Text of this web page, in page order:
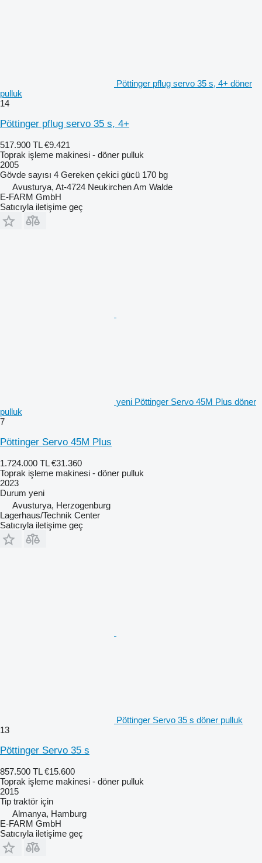
Pöttinger pflug servo 35 s, 4+ döner
pulluk
14
Pöttinger pflug servo 35 s, 4+
517.900 TL €9.421
Toprak işleme makinesi - döner pulluk
2005
Gövde sayısı 4 Gereken çekici gücü 170 bg
Avusturya, At-4724 Neukirchen Am Walde
E-FARM GmbH
Satıcıyla iletişime geç
yeni Pöttinger Servo 45M Plus döner
pulluk
7
Pöttinger Servo 45M Plus
1.724.000 TL €31.360
Toprak işleme makinesi - döner pulluk
2023
Durum yeni
Avusturya, Herzogenburg
Lagerhaus/Technik Center
Satıcıyla iletişime geç
Pöttinger Servo 35 s döner pulluk
13
Pöttinger Servo 35 s
857.500 TL €15.600
Toprak işleme makinesi - döner pulluk
2015
Tip traktör için
Almanya, Hamburg
E-FARM GmbH
Satıcıyla iletişime geç